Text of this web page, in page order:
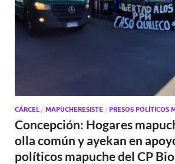
CÁRCEL / MAPUCHERESISTE / PRESOS POLÍTICOS
Concepción: Hogares
olla común y ayekan en
políticos mapuche del CP